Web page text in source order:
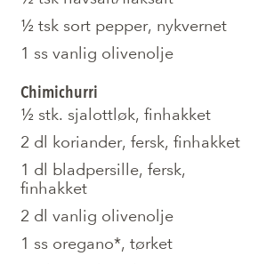
½ tsk sort pepper, nykvernet
1 ss vanlig olivenolje
Chimichurri
½ stk. sjalottløk, finhakket
2 dl koriander, fersk, finhakket
1 dl bladpersille, fersk,
finhakket
2 dl vanlig olivenolje
1 ss oregano*, tørket